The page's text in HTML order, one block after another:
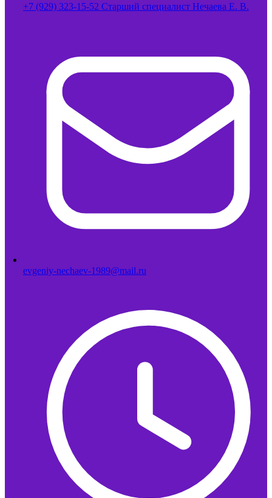
+7 (929) 323-15-52 Старший специалист Нечаева Е. В.
evgeniy-nechaev-1989@mail.ru